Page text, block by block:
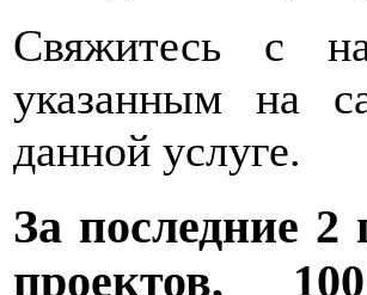
Свяжитесь с
указанным на
данной услуге.
За последние 2
проектов,